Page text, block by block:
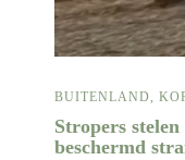
BUITENLAND,
Stropers
beschermd